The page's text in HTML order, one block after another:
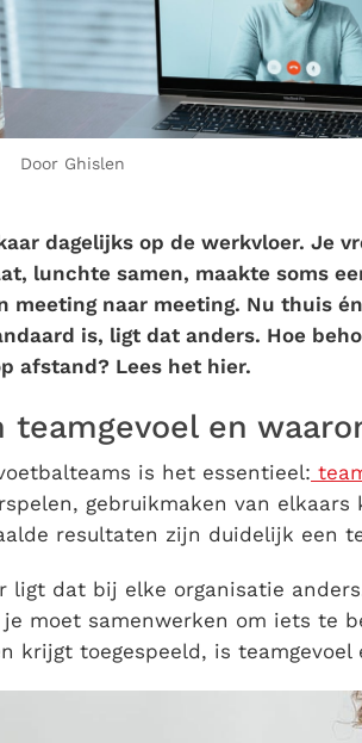
Door Ghislen
dagelijks op de werkvloer. Je
lunchte samen, maakte soms
meeting naar meeting. Nu thuis
is, ligt dat anders. Hoe
afstand? Lees het hier.
teamgevoel en
is het essentieel:
gebruikmaken van
resultaten zijn duidelijk een
ligt dat bij elke organisatie
moet samenwerken om iets te
krijgt toegespeeld, is teamgevoel